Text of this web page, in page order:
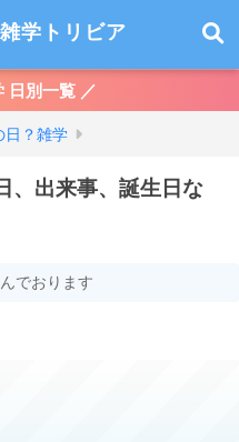
学トリビア
日別一覧 ／
日？雑学
、出来事、誕生日な
でおります